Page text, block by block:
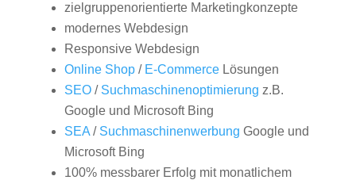
zielgruppenorientierte Marketingkonzepte
modernes Webdesign
Responsive Webdesign
Online Shop/ E-CommerceLösungen
SEO/ Suchmaschinenoptimierung z.B.
Google und Microsoft Bing
SEA/ Suchmaschinenwerbung Google und
Microsoft Bing
100% messbarer Erfolg mit monatlichem